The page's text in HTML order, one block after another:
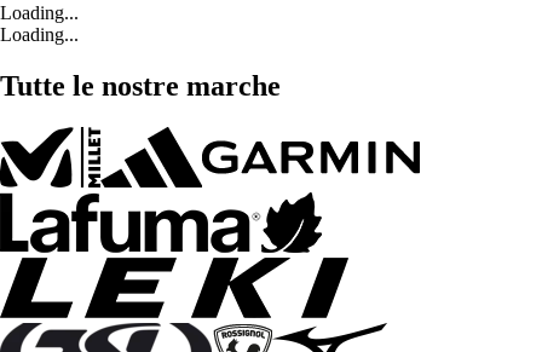
Loading...
Loading...
Tutte le nostre marche